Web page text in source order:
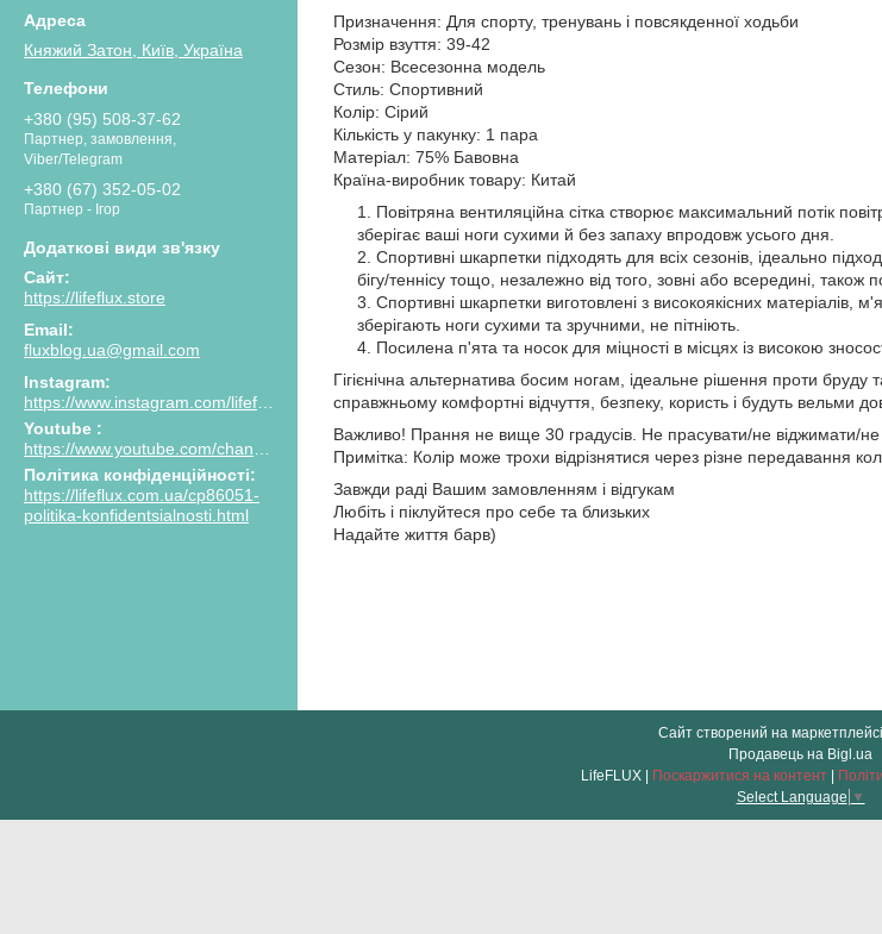
Княжий Затон, Київ, Україна
+380 (95) 508-37-62
Партнер, замовлення,
Viber/Telegram
+380 (67) 352-05-02
Партнер - Ігор
https://lifeflux.store
fluxblog.ua@gmail.com
Instagram
https://www.instagram.com/lifeflux.ua
Youtube
https://www.youtube.com/channel/UCPIasy4xKoClKZ7euVHI_AQ/featured
Політика конфіденційності
https://lifeflux.com.ua/cp86051-
politika-konfidentsialnosti.html
Призначення: Для спорту, тренувань і повсякденної ходьби
Розмір взуття: 39-42
Сезон: Всесезонна модель
Стиль: Спортивний
Колір: Сірий
Кількість у пакунку: 1 пара
Матеріал: 75% Бавовна
Країна-виробник товару: Китай
Повітряна вентиляційна сітка створює максимальний потік
зберігає ваші ноги сухими й без запаху впродовж усього дня.
Спортивні шкарпетки підходять для всіх сезонів, ідеально
бігу/теннісу тощо, незалежно від того, зовні або всередині, також
Спортивні шкарпетки виготовлені з високоякісних матеріалів,
зберігають ноги сухими та зручними, не пітніють.
Посилена п'ята та носок для міцності в місцях із високою
Гігієнічна альтернатива босим ногам, ідеальне рішення проти бруду
справжньому комфортні відчуття, безпеку, користь і будуть вельми
Важливо! Прання не вище 30 градусів. Не прасувати/не віджимати/не
Примітка: Колір може трохи відрізнятися через різне передавання
Завжди раді Вашим замовленням і відгукам
Любіть і піклуйтеся про себе та близьких
Надайте життя барв)
Сайт створений на маркетплейсі
Продавець на Bigl.ua
LifeFLUX | Поскаржитися на контент |
Select Language ▼